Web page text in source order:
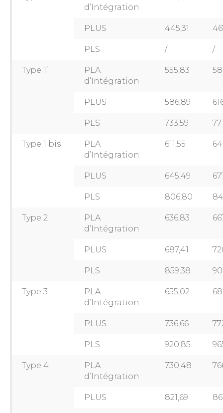
d’Intégration
PLUS 445,31
PLS / /
Type 1’
PLA
d’Intégration
555,83
PLUS 586,89
PLS 733,59
Type 1 bis
PLA
d’Intégration
611,55
PLUS 645,49
PLS 806,80
Type 2
PLA
d’Intégration
636,83
PLUS 687,41
PLS 859,38
Type 3
PLA
d’Intégration
655,02
PLUS 736,66
PLS 920,85
Type 4
PLA
d’Intégration
730,48
PLUS 821,69